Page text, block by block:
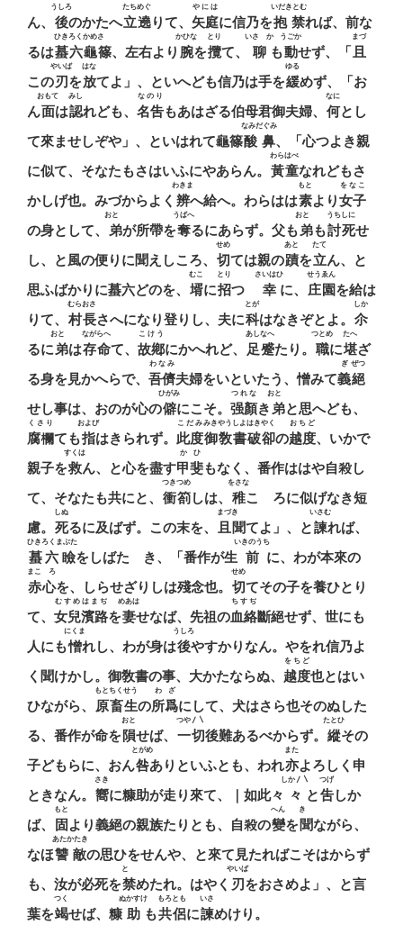
ん、 後
うしろ
のかたへ立遶
たちめぐ
りて、 矢庭
やには
に信乃を抱禁
いだきとむ
れば、前な
るは蟇六龜篠
ひきろくかめさゝ
、左右より 腕
かひな
を攬
とり
て、 聊
いさゝか
も動
うごか
せず、「且
まづ
この刃
やいば
を放
はな
てよ」、といへども信乃は手を緩
ゆる
めず、「お
ん面
おもて
は認
みし
れども、 名吿
なのり
もあはざる伯母君御夫婦、 何
なに
とし
て來ませしぞや」、といはれて龜篠酸鼻
なみだぐみ
、「心つよき親
に似て、そなたもさはいふにやあらん。 黃童
わらはべ
なれどもさ
かしげ也。みづからよく 辨
わきま
へ給へ。わらはは素
もと
より女子
をなこ
の身として、 弟
おとゝ
が所帶を奪
うばへ
るにあらず。父も弟
おとゝ
も討死
うちしに
せ
し、と風の便りに聞えしころ、 切
せめ
ては親の蹟
あと
を立
たて
ん、と
思ふばかりに蟇六どのを、 壻
むこ
に招
とり
つゝ 幸
さいはひ
に、 庄園
せうゑん
を給は
りて、 村長
むらおさ
さへになり登りし、夫に科
とが
はなきぞとよ。 尒
しか
るに弟
おとゝ
は存命
ながらへ
て、 故鄕
こけう
にかへれど、 足蹙
あしなへ
たり。 職
つとめ
に堪
たへ
ざ
る身を見かへらで、 吾儕
わなみ
夫婦をいといたう、憎みて義
ぎ
絕
ぜつ
せし事は、おのが心の僻
ひがみ
にこそ。 强顏
つれな
き弟
おとゝ
と思へども、
腐欄
くさり
ても指
および
はきられず。 此度
こだみ
御敎書破卻
みきやうしよはきやく
の越度
おちど
、いかで
親子を救
すくは
ん、と心を盡す甲斐
かひ
もなく、番作ははや自殺し
て、そなたも共にと、 衝箚
つきつめ
しは、 稚
をさな
こゝろに似げなき短
慮。 死
しぬ
るに及ばず。この末を、 且聞
まづきゝ
てよ」、と諫
いさむ
れば、
蟇六瞼
ひきろくまぶた
をしばたゝき、「番作が生 前
いきのうち
に、わが本來の
赤心
まこゝろ
を、しらせざりしは殘念也。 切
せめ
てその子を養ひとり
て、 女兒濱路
むすめはまぢ
を妻
めあは
せなば、先祖の血絡
ちすぢ
斷絕せず、世にも
人にも憎
にくま
れし、わが身は後
うしろ
やすかりなん。やをれ信乃よ
く聞けかし。御敎書の事、大かたならぬ、 越度
をちど
也とはい
ひながら、 原畜生
もとちくせう
の所爲
わざ
にして、犬はさら也そのぬした
る、番作が命を隕
おと
せば、 一切
つや〳〵
後難あるべからず。 縱
たとひ
その
子どもらに、おん咎
とがめ
ありといふとも、われ亦
また
よろしく申
ときなん。 嚮
さき
に糠助が走り來て、｜如此々 々
しか〳〵
と吿
つげ
しか
ば、 固
もと
より義絕の親族たりとも、自殺の變
へん
を聞
きゝ
ながら、
なほ讐敵
あたかたき
の思ひをせんや、と來て見たればこそはからず
も、汝が必死を禁
とゞ
めたれ。はやく 刃
やいば
をおさめよ」、と言
葉を竭
つく
せば、糠 助
ぬかすけ
も共侶
もろとも
に諫
いさ
めけり。